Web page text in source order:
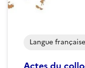
Langue